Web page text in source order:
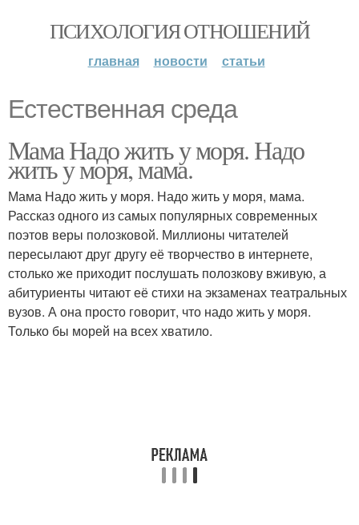
ПСИХОЛОГИЯ ОТНОШЕНИЙ
главная новости статьи
Естественная среда
Мама Надо жить у моря. Надо
жить у моря, мама.
Мама Надо жить у моря. Надо жить у моря, мама.
Рассказ одного из самых популярных современных
поэтов веры полозковой. Миллионы читателей
пересылают друг другу её творчество в интернете,
столько же приходит послушать полозкову вживую, а
абитуриенты читают её стихи на экзаменах театральных
вузов. А она просто говорит, что надо жить у моря.
Только бы морей на всех хватило.